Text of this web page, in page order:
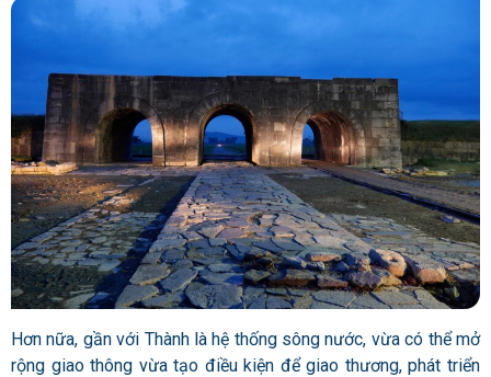
Hơn nữa, gần với Thànhlà hệ thống sông nước, vừa có thể mở
rộng giao thông vừa tạo điều kiện để giao thương, phát triển